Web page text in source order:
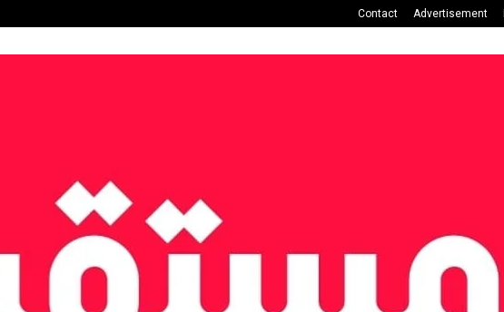
Advertisement
Contact